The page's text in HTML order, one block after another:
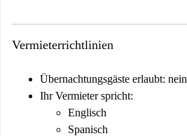
Vermieterrichtlinien
Übernachtungsgäste erlaubt: nein
Ihr Vermieter spricht:
Englisch
Spanisch